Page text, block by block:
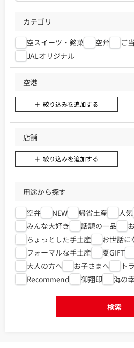
カテゴリ
空スイーツ・銘菓 空弁
ご
JALオリジナル
空港
絞り込みを追加する
店舗
絞り込みを追加する
用途から探す
空弁 NEW 帰省土産 人気
みんな大好き
話題の一品
ちょっとした手土産
お世話に
フォーマルな手土産
夏GIFT
大人の方へ
お子さまへ
ト
Recommend
御翔印 海の
検索